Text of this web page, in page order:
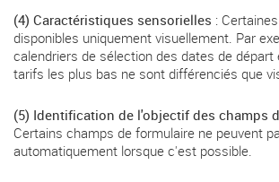
(4) Caractéristiques sensorielles :
disponibles uniquement visuellement. Par
calendriers de sélection des dates de départ
tarifs les plus bas ne sont différenciés que
(5) Identification de l'objectif des champs
Certains champs de formulaire ne peuvent
automatiquement lorsque c'est possible.